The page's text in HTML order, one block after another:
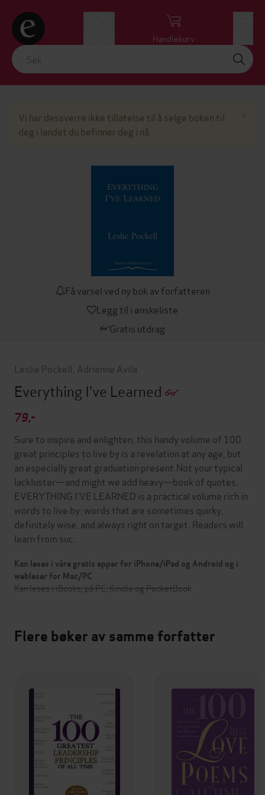
Handlekurv
Vi har dessverre ikke tillatelse til å selge boken til
deg i landet du befinner deg i nå.
Få varsel ved ny bok av forfatteren
Legg til i ønskeliste
Gratis utdrag
Leslie Pockell Adrienne Avila
Everything I've Learned
79,-
Sure to inspire and enlighten, this handy volume of 100
great principles to live by is a revelation at any age, but
an especially great graduation present.Not your typical
lackluster—and might we add heavy—book of quotes,
EVERYTHING I’VE LEARNED is a practical volume rich in
words to live by: words that are sometimes quirky,
definitely wise, and always right on target. Readers will
learn from suc…
Kan leses i våre gratis apper for iPhone/iPad og Android og i
webleser for Mac/PC
Kan leses i iBooks, på PC, Kindle og PocketBook
Flere bøker av samme forfatter